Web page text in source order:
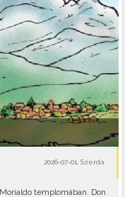
2026-07-01, Szerda
templomában. Don